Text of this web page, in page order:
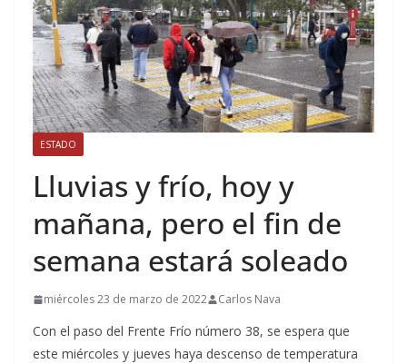
ESTADO
Lluvias y frío, hoy y
mañana, pero el fin de
semana estará soleado
miércoles 23 de marzo de 2022 Carlos Nava
Con el paso del Frente Frío número 38, se espera que
este miércoles y jueves haya descenso de temperatura